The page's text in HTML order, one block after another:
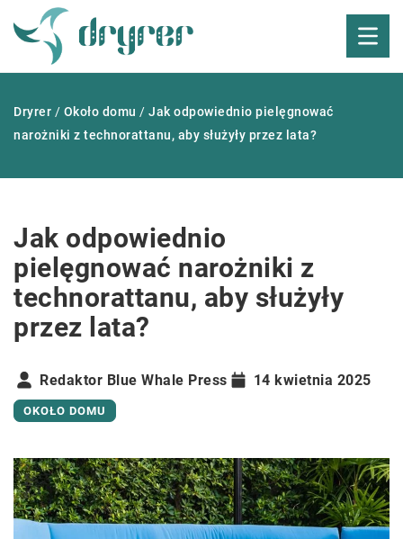
Dryrer / Około domu / Jak odpowiednio pielęgnować
narożniki z technorattanu, aby służyły przez lata?
Jak odpowiednio
pielęgnować narożniki z
technorattanu, aby służyły
przez lata?
Redaktor Blue Whale Press 14 kwietnia 2025
OKOŁO DOMU